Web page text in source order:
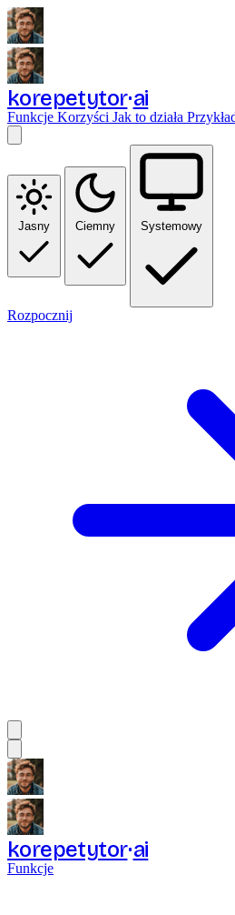
korepetytor ai
Funkcje Korzyści Jak to działa
Jasny Ciemny Systemowy
Rozpocznij
korepetytor ai
Funkcje